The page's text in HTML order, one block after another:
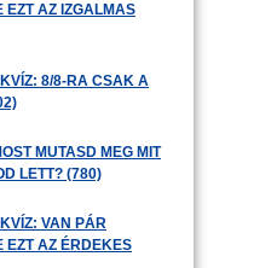
EZT AZ IZGALMAS
8/8-RA CSAK A
MUTASD MEG MIT
LETT? (780)
VAN PÁR
EZT AZ ÉRDEKES